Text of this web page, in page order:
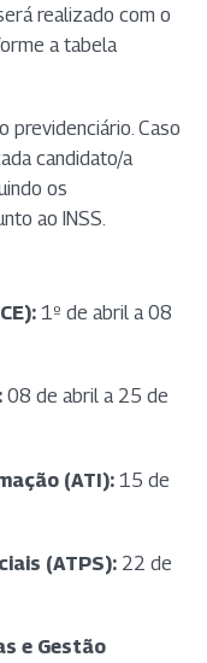
realizado com o
a tabela
previdenciário. Caso
candidato/a
os
ao INSS.
1º de abril a 08
08 de abril a 25 de
(ATI): 15 de
(ATPS): 22 de
e Gestão